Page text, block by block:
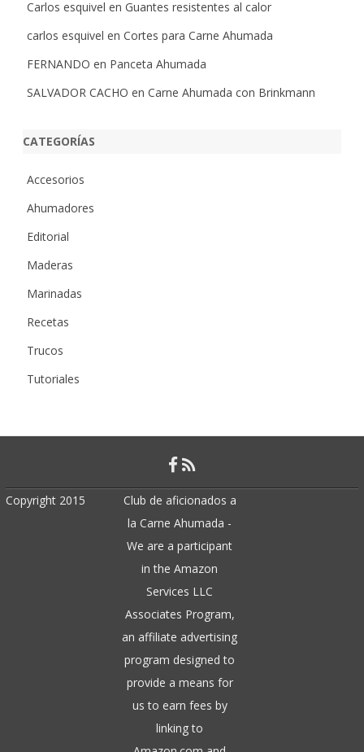
Carlos esquivel en Guantes resistentes al calor
carlos esquivel en Cortes para Carne Ahumada
FERNANDO en Panceta Ahumada
SALVADOR CACHO en Carne Ahumada con Brinkmann
CATEGORÍAS
Accesorios
Ahumadores
Editorial
Maderas
Marinadas
Recetas
Trucos
Tutoriales
Copyright 2015
Club de aficionados a
la Carne Ahumada -
We are a participant
in the Amazon
Services LLC
Associates Program,
an affiliate advertising
program designed to
provide a means for
us to earn fees by
linking to